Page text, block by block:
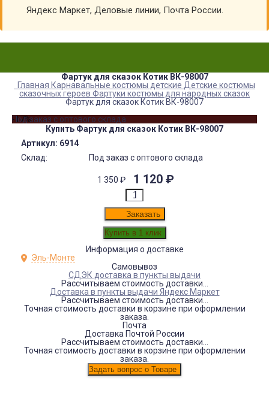
Яндекс Маркет, Деловые линии, Почта России.
Фартук для сказок Котик ВК-98007
Главная Карнавальные костюмы детские Детские костюмы
сказочных героев Фартуки костюмы для народных сказок
Фартук для сказок Котик ВК-98007
-17%
Под заказ с оптового склада
Купить Фартук для сказок Котик ВК-98007
Артикул: 6914
Склад:
Под заказ с оптового склада
1 350 ₽ 1 120 ₽
Заказать
Информация о доставке
Эль-Монте
Самовывоз
СДЭК доставка в пункты выдачи
Рассчитываем стоимость доставки...
Доставка в пункты выдачи Яндекс Маркет
Рассчитываем стоимость доставки...
Точная стоимость доставки в корзине при оформлении
заказа.
Почта
Доставка Почтой России
Рассчитываем стоимость доставки...
Точная стоимость доставки в корзине при оформлении
заказа.